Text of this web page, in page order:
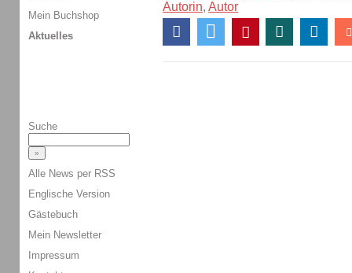
Autorin, Autor
Mein Buchshop
Aktuelles
Suche
Alle News per RSS
Englische Version
Gästebuch
Mein Newsletter
Impressum